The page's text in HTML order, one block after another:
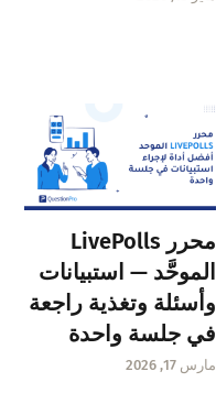
محرر LivePolls
الموحَّد — استبيانات
وأسئلة وتغذية راجعة
في جلسة واحدة
مارس 17, 2026